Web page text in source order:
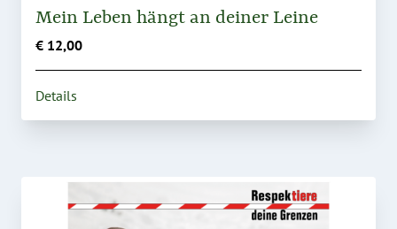
Mein Leben hängt an deiner Leine
€ 12,00
Details